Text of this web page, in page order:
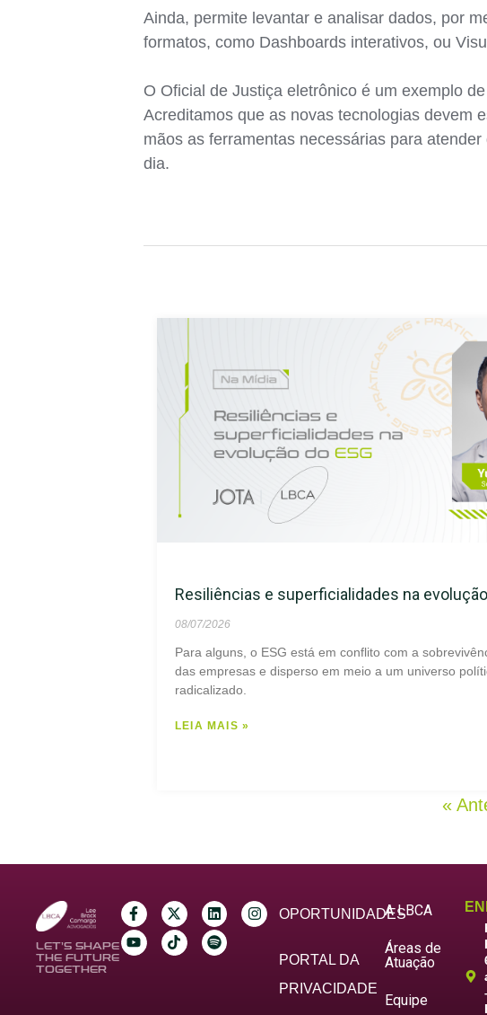
Ainda, permite levantar e analisar dados, por
formatos, como Dashboards interativos, ou
O Oficial de Justiça eletrônico é um exemplo
Acreditamos que as novas tecnologias devem
mãos as ferramentas necessárias para
dia.
Resiliências e superficialidades na evolução
08/07/2026
Para alguns, o ESG está em conflito com a
das empresas e disperso em meio a um universo
radicalizado.
LEIA MAIS »
«
LET’S SHAPE
THE FUTURE
TOGETHER
OPORTUNIDADES
PORTAL DA
PRIVACIDADE
A LBCA
Áreas de
Atuação
Equipe